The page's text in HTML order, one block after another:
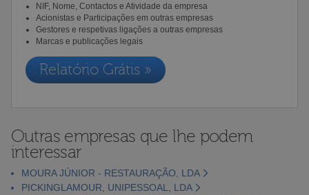
NIF, Nome, Contactos e Atividade da empresa
Acionistas e Participações em outras empresas
Gestores e respetivas ligações a outras empresas
Marcas e publicações legais
Relatório Grátis »
Outras empresas que lhe podem
interessar
MOURA JÚNIOR - RESTAURAÇÃO, LDA
PICKINGLAMOUR, UNIPESSOAL, LDA